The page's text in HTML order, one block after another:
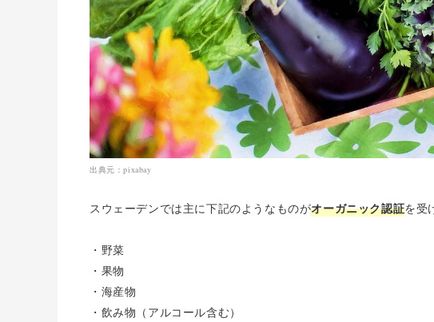
出典元：pixabay
スウェーデンでは主に下記のようなものがオーガニック認証を受
・野菜
・果物
・海産物
・飲み物（アルコール含む）